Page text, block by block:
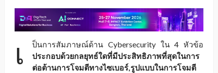
เ
ป็นการสัมภาษณ์ด้าน Cybersecurity ใน 4 หัวข้อ
ประกอบด้วยกลยุทธ์ใดที่มีประสิทธิภาพที่สุดในการ
ต่อต้านการโจมตีทางไซเบอร์,รูปแบบในการโจมตี